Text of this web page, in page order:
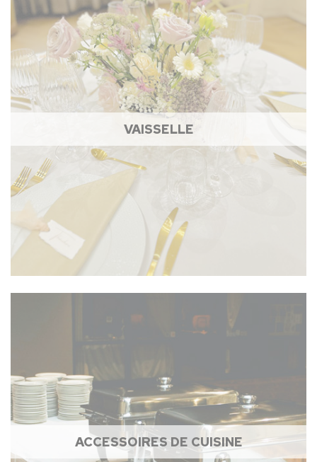
VAISSELLE
ACCESSOIRES DE CUISINE